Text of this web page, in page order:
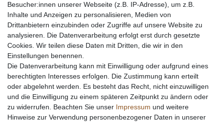
Besucher:innen unserer Webseite (z.B. IP-Adresse), um z.B.
Inhalte und Anzeigen zu personalisieren, Medien von
Drittanbietern einzubinden oder Zugriffe auf unsere Website zu
analysieren. Die Datenverarbeitung erfolgt erst durch gesetzte
Cookies. Wir teilen diese Daten mit Dritten, die wir in den
Einstellungen benennen.
Die Datenverarbeitung kann mit Einwilligung oder aufgrund eines
berechtigten Interesses erfolgen. Die Zustimmung kann erteilt
oder abgelehnt werden. Es besteht das Recht, nicht einzuwilligen
und die Einwilligung zu einem späteren Zeitpunkt zu ändern oder
zu widerrufen. Beachten Sie unser Impressum und weitere
Hinweise zur Verwendung personenbezogener Daten in unserer